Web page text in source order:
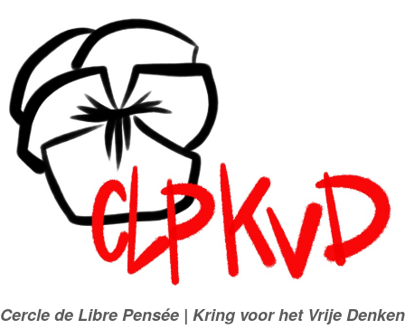
contenu
Cercle de Libre Pensée | Kring voor het Vrije Denken